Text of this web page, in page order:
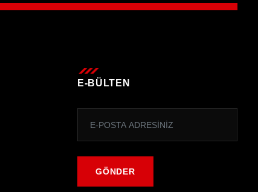
E-BÜLTEN
GÖNDER
GÖNDER